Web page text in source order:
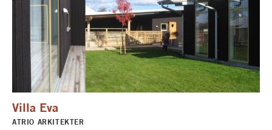
Villa Eva
ATRIO ARKITEKTER